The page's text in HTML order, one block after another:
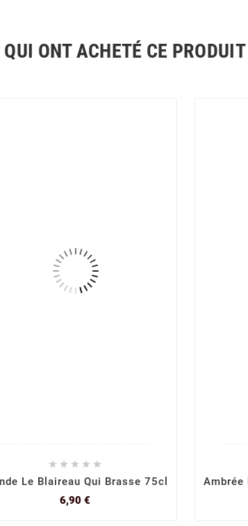
ONT ACHETÉ CE
    
Le Blaireau Qui Brasse 75cl
6,90 €
Ambrée